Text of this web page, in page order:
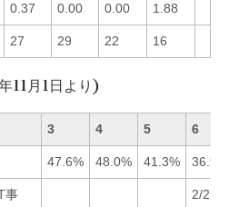
0.37 0.00 0.00 1.88
27 29 22 16
11月1日より)
3 4 5 6
47.6% 48.0% 41.3% 36.9%
事
2/